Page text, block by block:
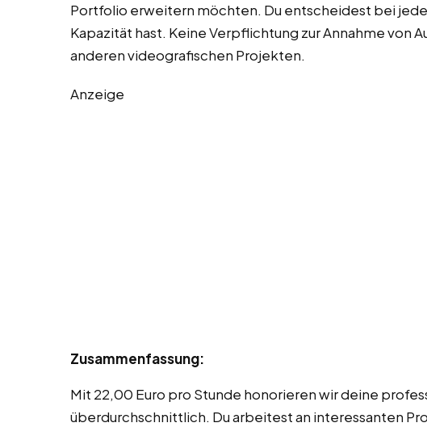
Portfolio erweitern möchten. Du entscheidest bei
Kapazität hast. Keine Verpflichtung zur Annahme von
anderen videografischen Projekten.
Anzeige
Zusammenfassung:
Mit 22,00 Euro pro Stunde honorieren wir deine
überdurchschnittlich. Du arbeitest an interessanten